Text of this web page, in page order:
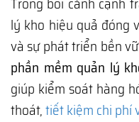
lý kho hiệu quả đóng
và sự phát triển bền
phần mềm quản lý
giúp kiểm soát hàng
thoát,tiết kiệm chi phí